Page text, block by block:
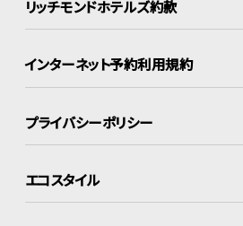
リッチモンドホテルズ約款
インターネット予約利用規約
プライバシーポリシー
エコスタイル